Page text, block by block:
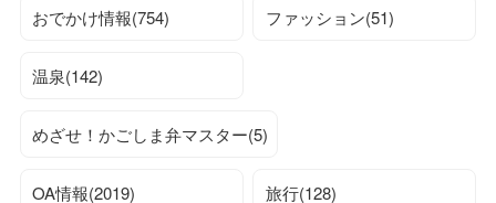
おでかけ情報(754) ファッション(51)
温泉(142)
めざせ！かごしま弁マスター(5)
OA情報(2019) 旅行(128)